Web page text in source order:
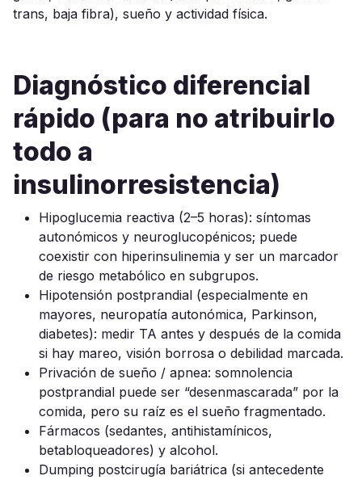
trans, baja fibra), sueño y actividad física.
Diagnóstico diferencial
rápido (para no atribuirlo
todo a
insulinorresistencia)
Hipoglucemia reactiva (2–5 horas): síntomas
autonómicos y neuroglucopénicos; puede
coexistir con hiperinsulinemia y ser un marcador
de riesgo metabólico en subgrupos.
Hipotensión postprandial (especialmente en
mayores, neuropatía autonómica, Parkinson,
diabetes): medir TA antes y después de la comida
si hay mareo, visión borrosa o debilidad marcada.
Privación de sueño / apnea: somnolencia
postprandial puede ser “desenmascarada” por la
comida, pero su raíz es el sueño fragmentado.
Fármacos (sedantes, antihistamínicos,
betabloqueadores) y alcohol.
Dumping postcirugía bariátrica (si antecedente